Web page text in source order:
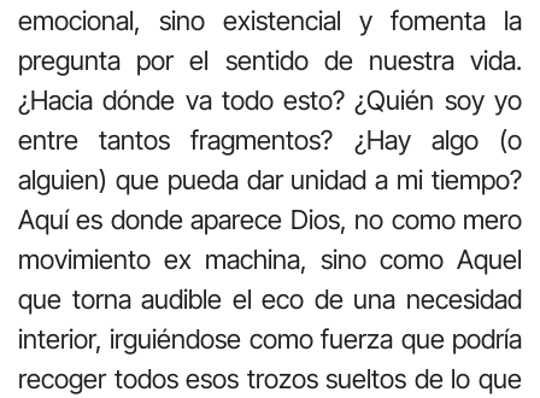
emocional, sino existencial y fomenta la
pregunta por el sentido de nuestra vida.
¿Hacia dónde va todo esto? ¿Quién soy yo
entre tantos fragmentos? ¿Hay algo (o
alguien) que pueda dar unidad a mi tiempo?
Aquí es donde aparece Dios, no como mero
movimiento ex machina, sino como Aquel
que torna audible el eco de una necesidad
interior, irguiéndose como fuerza que podría
recoger todos esos trozos sueltos de lo que